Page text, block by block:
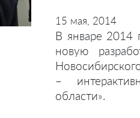
15 мая, 2014
В январе 2014
новую
–
области».